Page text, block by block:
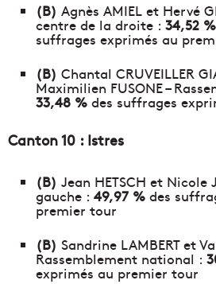
(B) Agnès AMIEL et Hervé
centre de la droite : 34,52
suffrages exprimés au
(B) Chantal CRUVEILLER
Maximilien FUSONE –
33,48 % des suffrages
Canton 10 : Istres
(B) Jean HETSCH et Nicole
gauche : 49,97 % des
premier tour
(B) Sandrine LAMBERT et
Rassemblement national :
exprimés au premier tour